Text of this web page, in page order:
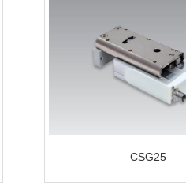
CSG25